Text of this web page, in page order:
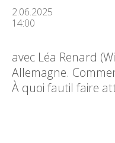
2.06.2025
14:00
avec Léa Renard
Allemagne.
À quoi fautil faire